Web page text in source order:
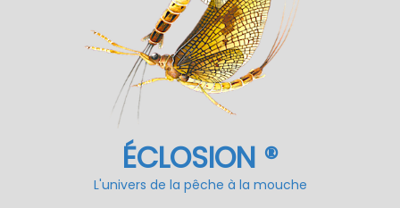
ÉCLOSION ®
L'univers de la pêche à la mouche